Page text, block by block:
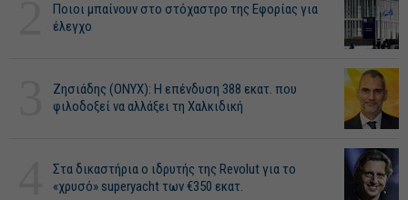
Ποιοι μπαίνουν στο στόχαστρο της Εφορίας για
έλεγχο
Ζησιάδης (ONYX): Η επένδυση 388 εκατ. που
φιλοδοξεί να αλλάξει τη Χαλκιδική
Στα δικαστήρια ο ιδρυτής της Revolut για το
«χρυσό» superyacht των €350 εκατ.